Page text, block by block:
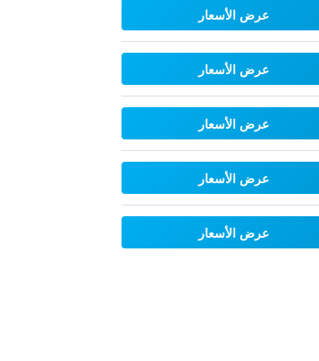
عرض الأسعار
عرض الأسعار
عرض الأسعار
عرض الأسعار
عرض الأسعار